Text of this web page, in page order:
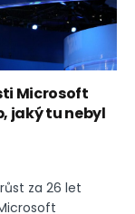
Microsoft
jaký tu nebyl
za 26 let